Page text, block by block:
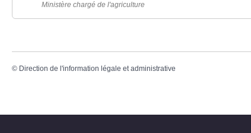
Ministère chargé de l'agriculture
© Direction de l'information légale et administrative